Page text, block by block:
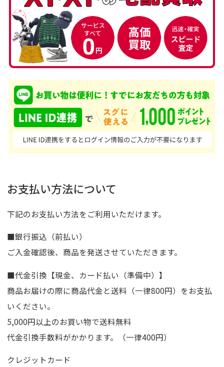
お支払い方法について
下記のお支払い方法をご利用いただけます。
■銀行振込（前払い）
ご入金確認後、商品を発送させていただきます。
■代金引換【現金、カード払い（準備中）】
商品お届けの際に商品代金と送料（一律800円）をお支払
いください。
5,000円以上のお買い物で送料無料
代金引換手数料がかかります。（一律400円）
クレジットカード